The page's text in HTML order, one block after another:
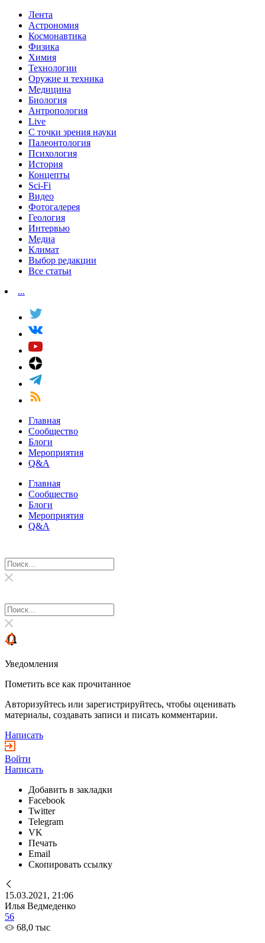
Лента
Астрономия
Космонавтика
Физика
Химия
Технологии
Оружие и техника
Медицина
Биология
Антропология
Live
С точки зрения науки
Палеонтология
Психология
История
Концепты
Sci-Fi
Видео
Фотогалерея
Геология
Интервью
Медиа
Климат
Выбор редакции
Все статьи
...
Главная
Сообщество
Блоги
Мероприятия
Q&A
Главная
Сообщество
Блоги
Мероприятия
Q&A
Уведомления
Пометить все как прочитанное
Авторизуйтесь или зарегистрируйтесь, чтобы оценивать
материалы, создавать записи и писать комментарии.
Написать
Войти
Написать
Добавить в закладки
Facebook
Twitter
Telegram
VK
Печать
Email
Скопировать ссылку
15.03.2021, 21:06
Илья Ведмеденко
56
68,0 тыс